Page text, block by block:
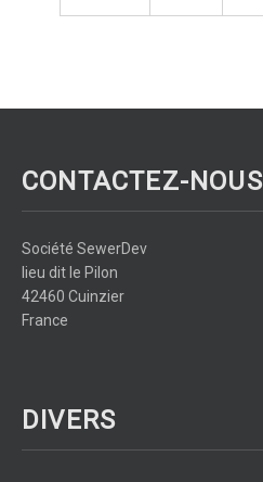
CONTACTEZ-NOUS
Société SewerDev
lieu dit le Pilon
42460 Cuinzier
France
DIVERS